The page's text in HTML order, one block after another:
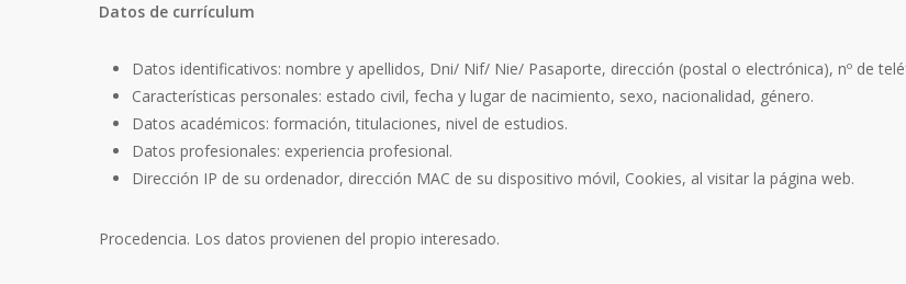
Datos de currículum
Datos identificativos: nombre y apellidos, Dni/ Nif/ Nie/ Pasaporte, dirección (postal o electrónica), nº de
Características personales: estado civil, fecha y lugar de nacimiento, sexo, nacionalidad, género.
Datos académicos: formación, titulaciones, nivel de estudios.
Datos profesionales: experiencia profesional.
Dirección IP de su ordenador, dirección MAC de su dispositivo móvil, Cookies, al visitar la página web.
Procedencia. Los datos provienen del propio interesado.